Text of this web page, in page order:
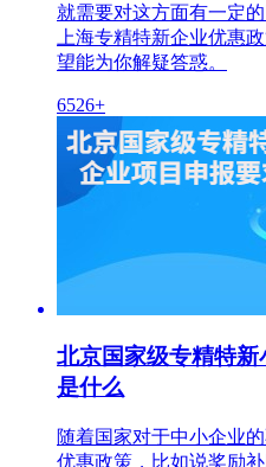
就需要对这方面有一定
上海专精特新企业优惠
望能为你解疑答惑。
6526+
北京国家级专精特
是什么
随着国家对于中小企业
优惠政策，比如说奖励